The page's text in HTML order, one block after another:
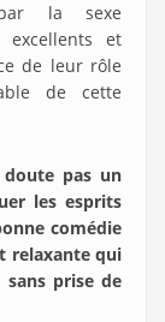
la sexe
excellents et
de leur rôle
de cette
pas un
les esprits
comédie
relaxante qui
prise de